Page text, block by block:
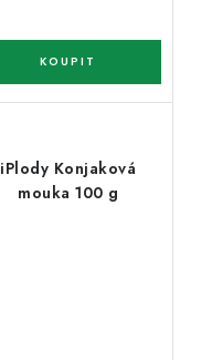
iPlody Konjaková
mouka 100 g